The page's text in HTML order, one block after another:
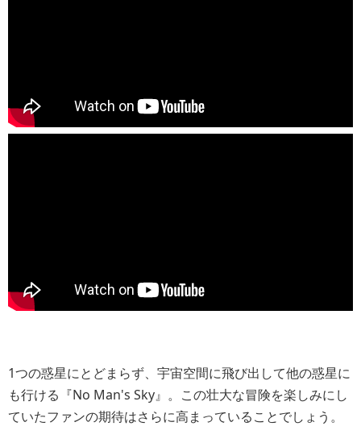
1つの惑星にとどまらず、宇宙空間に飛び出して他の惑星に
も行ける『No Man's Sky』。この壮大な冒険を楽しみにし
ていたファンの期待はさらに高まっていることでしょう。